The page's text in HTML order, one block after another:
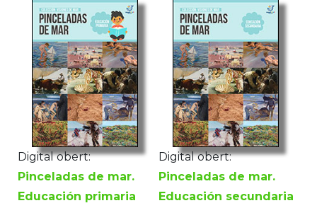
Digital obert:
Pinceladas de mar.
Educación primaria
Digital obert:
Pinceladas de mar.
Educación secundaria